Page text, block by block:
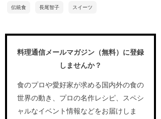
伝統食 長尾智子 スイーツ
料理通信メールマガジン（無料）に登録
しませんか？
食のプロや愛好家が求める国内外の食の
世界の動き、プロの名作レシピ、スペシ
ャルなイベント情報などをお届けしま